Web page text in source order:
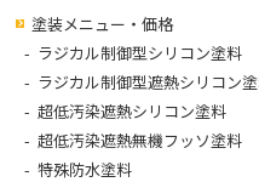
塗装メニュー・価格
ラジカル制御型シリコン塗料
ラジカル制御型遮熱シリコン
超低汚染遮熱シリコン塗料
超低汚染遮熱無機フッソ塗料
特殊防水塗料